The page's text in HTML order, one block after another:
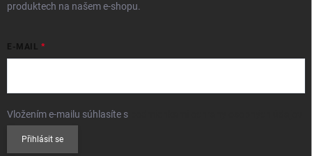
produktech na našem e-shopu.
E-MAIL
Vložením e-mailu súhlasíte s
Přihlásit se